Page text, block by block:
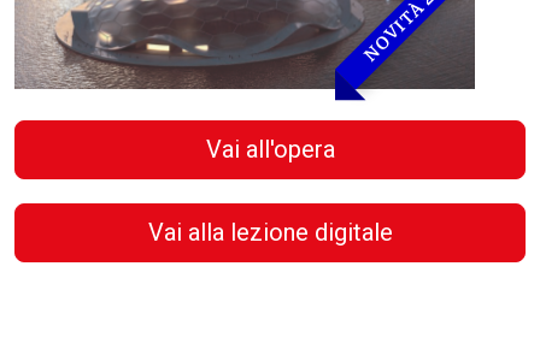
Vai all'opera
Vai alla lezione digitale